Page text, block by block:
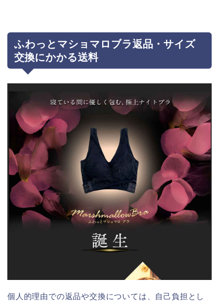
ふわっとマショマロブラ返品・サイズ
交換にかかる送料
個人的理由での返品や交換については、自己負担とし